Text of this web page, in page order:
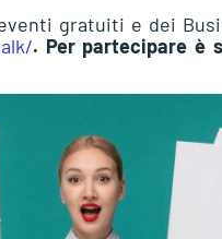
gratuiti e dei
. Per partecipare è